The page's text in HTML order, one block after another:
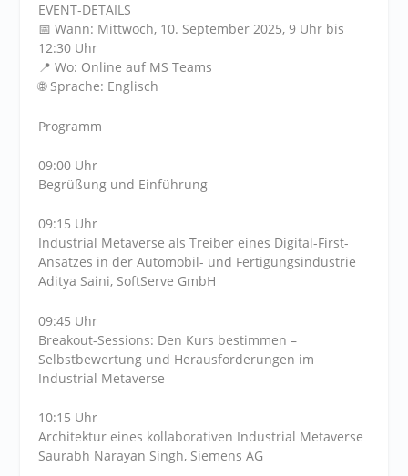
EVENT-DETAILS
📅 Wann: Mittwoch, 10. September 2025, 9 Uhr bis
12:30 Uhr
📍 Wo: Online auf MS Teams
🌐 Sprache: Englisch
Programm
09:00 Uhr
Begrüßung und Einführung
09:15 Uhr
Industrial Metaverse als Treiber eines Digital-First-
Ansatzes in der Automobil- und Fertigungsindustrie
Aditya Saini, SoftServe GmbH
09:45 Uhr
Breakout-Sessions: Den Kurs bestimmen –
Selbstbewertung und Herausforderungen im
Industrial Metaverse
10:15 Uhr
Architektur eines kollaborativen Industrial Metaverse
Saurabh Narayan Singh, Siemens AG